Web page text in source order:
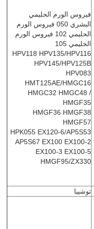
فيروس الورم الحليمي
البشري 050 فيروس الورم
الحليمي 102 فيروس الورم
الحليمي 105
HPV118 HPV135/HPV116
HPV145/HPV125B
HPV083
HMT125AE/HMGC16
HMGC32 HMGC48 /
HMGF35
HMGF36 HMGF38
HMGF57
HPK055 EX120-6/AP5S53
AP5S67 EX100 EX100-2
EX100-3 EX100-5
HMGF95/ZX330
توشيبا